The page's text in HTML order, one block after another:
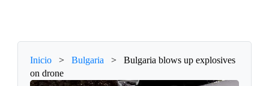
Inicio > Bulgaria >
Bulgaria blows up explosives
on drone